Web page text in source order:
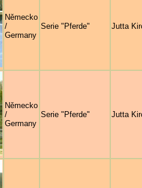
Německo
/
Germany
Serie "Pferde" Jutta
Německo
/
Germany
Serie "Pferde" Jutta